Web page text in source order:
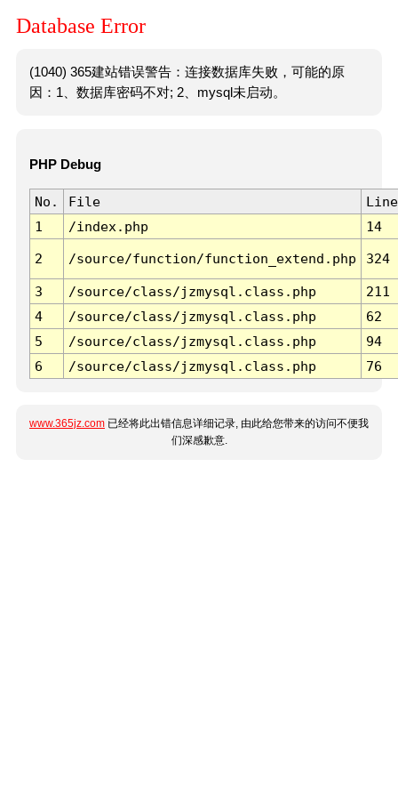
Database Error
(1040) 365建站错误警告：连接数据库失败，可能的原
因：1、数据库密码不对; 2、mysql未启动。
PHP Debug
No. File
Line
1
/index.php 14
2 /source/function/function_extend.php 324
3 /source/class/jzmysql.class.php
211
4
/source/class/jzmysql.class.php
62
5
/source/class/jzmysql.class.php
94
6
/source/class/jzmysql.class.php 76
www.365jz.com 已经将此出错信息详细记录, 由此给您带来的访问不便我
们深感歉意.